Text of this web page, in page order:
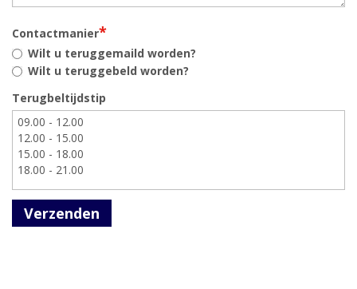
Contactmanier*
Wilt u teruggemaild worden?
Wilt u teruggebeld worden?
Terugbeltijdstip
Verzenden